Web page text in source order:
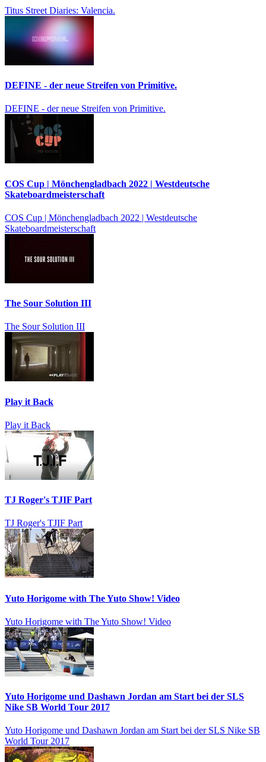
Titus Street Diaries: Valencia.
DEFINE - der neue Streifen von Primitive.
DEFINE - der neue Streifen von Primitive.
COS Cup | Mönchengladbach 2022 | Westdeutsche
Skateboardmeisterschaft
COS Cup | Mönchengladbach 2022 | Westdeutsche
Skateboardmeisterschaft
The Sour Solution III
The Sour Solution III
Play it Back
Play it Back
TJ Roger's TJIF Part
TJ Roger's TJIF Part
Yuto Horigome with The Yuto Show! Video
Yuto Horigome with The Yuto Show! Video
Yuto Horigome und Dashawn Jordan am Start bei der SLS
Nike SB World Tour 2017
Yuto Horigome und Dashawn Jordan am Start bei der SLS Nike SB
World Tour 2017